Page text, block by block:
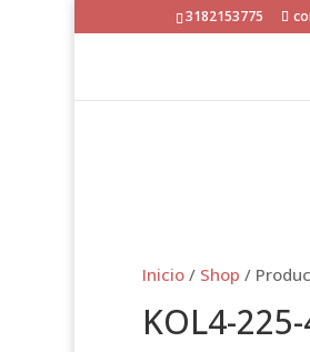
3182153775
Inicio/ Shop /
KOL4-